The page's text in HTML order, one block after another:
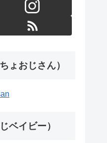
ょおじさん）
ベイビー）